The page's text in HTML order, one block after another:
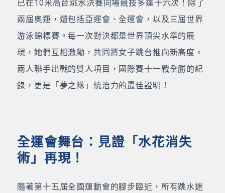
已在10米高台跳水決賽同場競技多達十六次！除了
兩屆奧運，還包括亞運會、全運會，以及三屆世界
游泳錦標賽。每一次對決都是世界頂尖水準的展
現，她們互相激勵，共同將女子跳台推向新高度。
兩人聯手出戰的雙人項目，國際賽十一戰全勝的紀
錄，更是「夢之隊」統治力的最佳證明！
全運會舞台：見證「水花消失
術」再現！
隨著第十五屆全國運動會的腳步臨近，所有跳水迷